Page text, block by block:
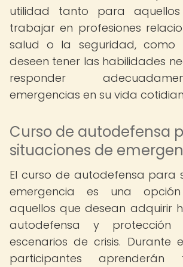
utilidad tanto para
trabajar en profesiones
salud o la seguridad, como
deseen tener las habilidades
responder
emergencias en su vida
Curso de autodefensa
situaciones de
El curso de autodefensa para
emergencia es una
aquellos que desean adquirir
autodefensa y protección
escenarios de crisis. Durante
participantes aprenderán